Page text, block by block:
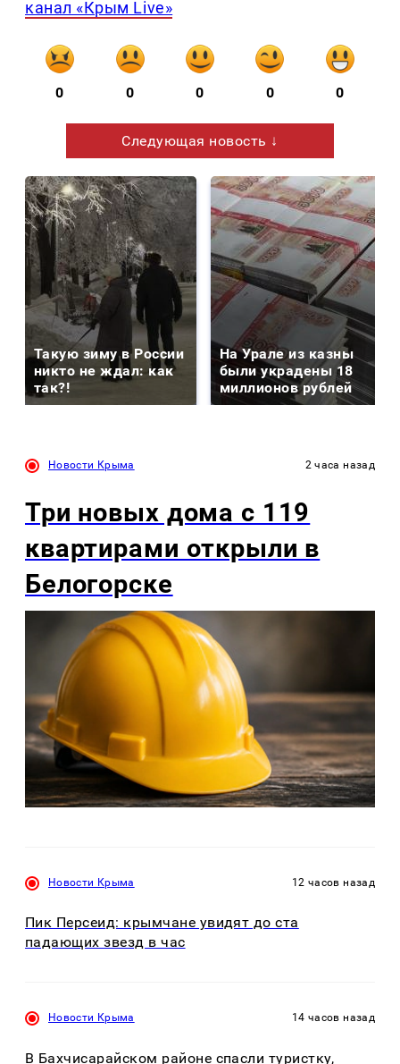
канал «Крым Live»
0 0 0 0 0
Следующая новость ↓
Такую зиму в России
никто не ждал: как
так?!
На Урале из казны
были украдены 18
миллионов рублей
Новости Крыма 2 часа назад
Три новых дома с 119
квартирами открыли в
Белогорске
Новости Крыма 12 часов назад
Пик Персеид: крымчане увидят до ста
падающих звезд в час
Новости Крыма 14 часов назад
В Бахчисарайском районе спасли туристку,